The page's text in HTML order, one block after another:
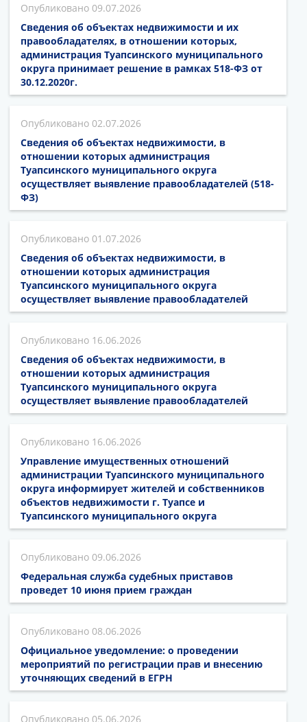
09.07.2026
Сведения об объектах недвижимости и их
правообладателях, в отношении которых,
администрация Туапсинского муниципального
округа принимает решение в рамках 518-ФЗ от
30.12.2020г.
02.07.2026
Сведения об объектах недвижимости, в
отношении которых администрация
Туапсинского муниципального округа
осуществляет выявление правообладателей (518-
ФЗ)
01.07.2026
Сведения об объектах недвижимости, в
отношении которых администрация
Туапсинского муниципального округа
осуществляет выявление правообладателей
16.06.2026
Сведения об объектах недвижимости, в
отношении которых администрация
Туапсинского муниципального округа
осуществляет выявление правообладателей
16.06.2026
Управление имущественных отношений
администрации Туапсинского муниципального
округа информирует жителей и собственников
объектов недвижимости г. Туапсе и
Туапсинского муниципального округа
09.06.2026
Федеральная служба судебных приставов
проведет 10 июня прием граждан
08.06.2026
Официальное уведомление: о проведении
мероприятий по регистрации прав и внесению
уточняющих сведений в ЕГРН
05.06.2026